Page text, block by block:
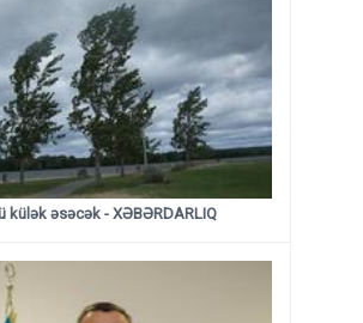
külək əsəcək - XƏBƏRDARLIQ